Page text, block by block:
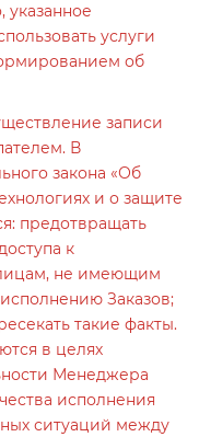
указанное
услуги
об
записи
В
закона «Об
и о защите
предотвращать
к
не имеющим
Заказов;
такие факты.
в целях
Менеджера
исполнения
ситуаций между